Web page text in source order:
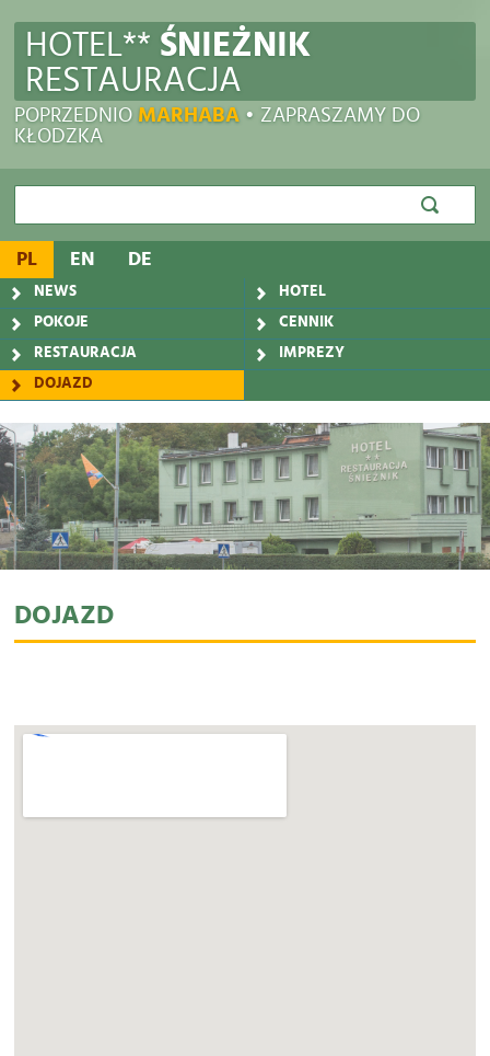
HOTEL** ŚNIEŻNIK
RESTAURACJA
POPRZEDNIO MARHABA • ZAPRASZAMY DO
KŁODZKA
szukaj
PL EN DE
NEWS
HOTEL
POKOJE
CENNIK
RESTAURACJA
IMPREZY
DOJAZD
DOJAZD